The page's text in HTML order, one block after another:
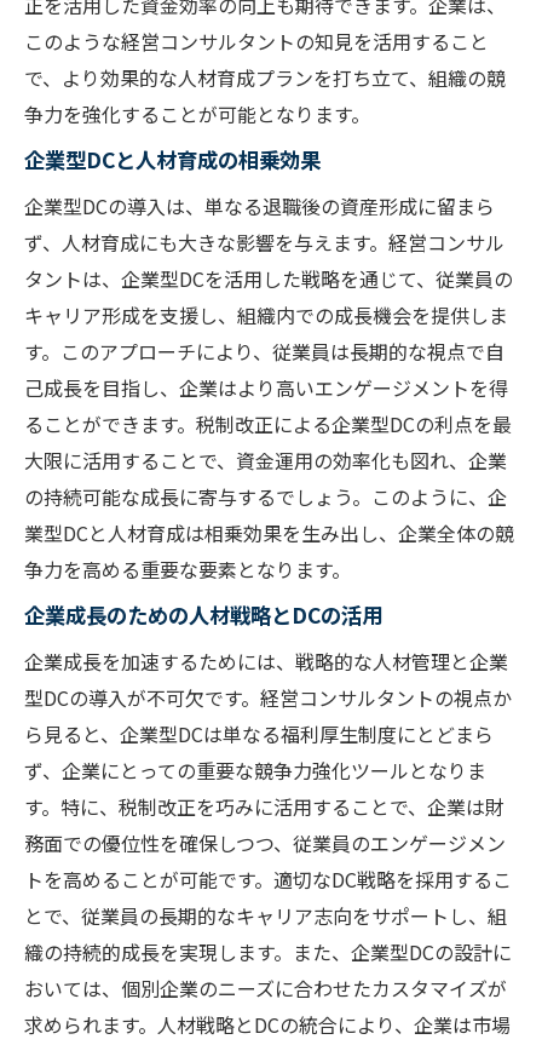
このような経営コンサルタントの知見を活用すること
で、より効果的な人材育成プランを打ち立て、組織の競
争力を強化することが可能となります。
企業型DCと人材育成の相乗効果
企業型DCの導入は、単なる退職後の資産形成に留まら
ず、人材育成にも大きな影響を与えます。経営コンサル
タントは、企業型DCを活用した戦略を通じて、従業員の
キャリア形成を支援し、組織内での成長機会を提供しま
す。このアプローチにより、従業員は長期的な視点で自
己成長を目指し、企業はより高いエンゲージメントを得
ることができます。税制改正による企業型DCの利点を最
大限に活用することで、資金運用の効率化も図れ、企業
の持続可能な成長に寄与するでしょう。このように、企
業型DCと人材育成は相乗効果を生み出し、企業全体の競
争力を高める重要な要素となります。
企業成長のための人材戦略とDCの活用
企業成長を加速するためには、戦略的な人材管理と企業
型DCの導入が不可欠です。経営コンサルタントの視点か
ら見ると、企業型DCは単なる福利厚生制度にとどまら
ず、企業にとっての重要な競争力強化ツールとなりま
す。特に、税制改正を巧みに活用することで、企業は財
務面での優位性を確保しつつ、従業員のエンゲージメン
トを高めることが可能です。適切なDC戦略を採用するこ
とで、従業員の長期的なキャリア志向をサポートし、組
織の持続的成長を実現します。また、企業型DCの設計に
おいては、個別企業のニーズに合わせたカスタマイズが
求められます。人材戦略とDCの統合により、企業は市場